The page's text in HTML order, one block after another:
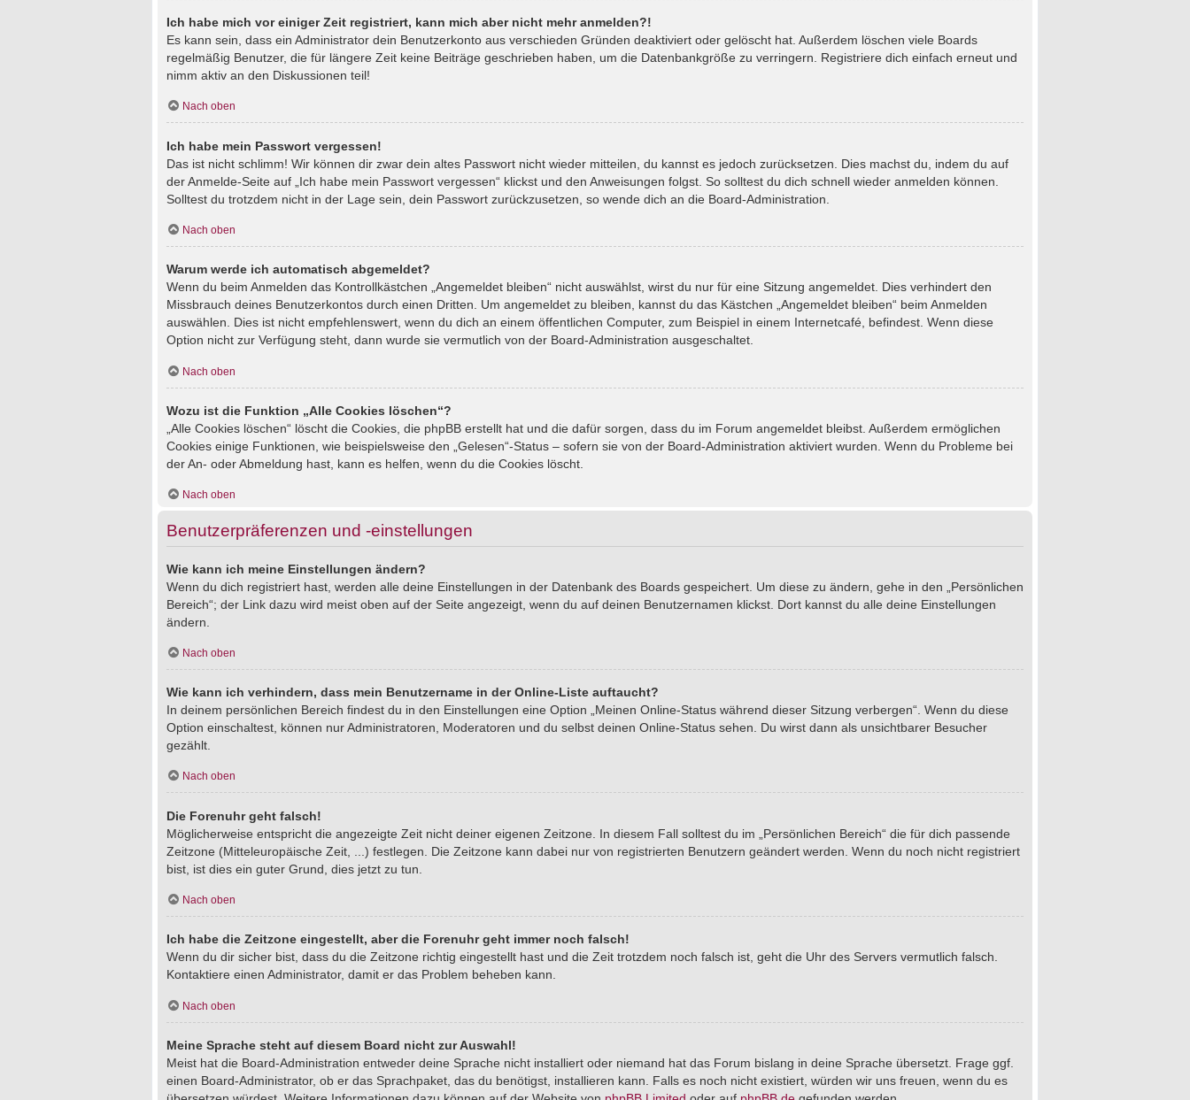
Ich habe mich vor einiger Zeit registriert, kann mich aber nicht mehr anmelden?!
Es kann sein, dass ein Administrator dein Benutzerkonto aus verschieden Gründen deaktiviert oder gelöscht hat. Außerdem löschen viele Boards
regelmäßig Benutzer, die für längere Zeit keine Beiträge geschrieben haben, um die Datenbankgröße zu verringern. Registriere dich einfach erneut und
nimm aktiv an den Diskussionen teil!
Nach oben
Ich habe mein Passwort vergessen!
Das ist nicht schlimm! Wir können dir zwar dein altes Passwort nicht wieder mitteilen, du kannst es jedoch zurücksetzen. Dies machst du, indem du auf
der Anmelde-Seite auf „Ich habe mein Passwort vergessen“ klickst und den Anweisungen folgst. So solltest du dich schnell wieder anmelden können.
Solltest du trotzdem nicht in der Lage sein, dein Passwort zurückzusetzen, so wende dich an die Board-Administration.
Nach oben
Warum werde ich automatisch abgemeldet?
Wenn du beim Anmelden das Kontrollkästchen „Angemeldet bleiben“ nicht auswählst, wirst du nur für eine Sitzung angemeldet. Dies verhindert den
Missbrauch deines Benutzerkontos durch einen Dritten. Um angemeldet zu bleiben, kannst du das Kästchen „Angemeldet bleiben“ beim Anmelden
auswählen. Dies ist nicht empfehlenswert, wenn du dich an einem öffentlichen Computer, zum Beispiel in einem Internetcafé, befindest. Wenn diese
Option nicht zur Verfügung steht, dann wurde sie vermutlich von der Board-Administration ausgeschaltet.
Nach oben
Wozu ist die Funktion „Alle Cookies löschen“?
„Alle Cookies löschen“ löscht die Cookies, die phpBB erstellt hat und die dafür sorgen, dass du im Forum angemeldet bleibst. Außerdem ermöglichen
Cookies einige Funktionen, wie beispielsweise den „Gelesen“-Status – sofern sie von der Board-Administration aktiviert wurden. Wenn du Probleme bei
der An- oder Abmeldung hast, kann es helfen, wenn du die Cookies löscht.
Nach oben
Benutzerpräferenzen und -einstellungen
Wie kann ich meine Einstellungen ändern?
Wenn du dich registriert hast, werden alle deine Einstellungen in der Datenbank des Boards gespeichert. Um diese zu ändern, gehe in den „Persönlichen
Bereich“; der Link dazu wird meist oben auf der Seite angezeigt, wenn du auf deinen Benutzernamen klickst. Dort kannst du alle deine Einstellungen
ändern.
Nach oben
Wie kann ich verhindern, dass mein Benutzername in der Online-Liste auftaucht?
In deinem persönlichen Bereich findest du in den Einstellungen eine Option „Meinen Online-Status während dieser Sitzung verbergen“. Wenn du diese
Option einschaltest, können nur Administratoren, Moderatoren und du selbst deinen Online-Status sehen. Du wirst dann als unsichtbarer Besucher
gezählt.
Nach oben
Die Forenuhr geht falsch!
Möglicherweise entspricht die angezeigte Zeit nicht deiner eigenen Zeitzone. In diesem Fall solltest du im „Persönlichen Bereich“ die für dich passende
Zeitzone (Mitteleuropäische Zeit, ...) festlegen. Die Zeitzone kann dabei nur von registrierten Benutzern geändert werden. Wenn du noch nicht registriert
bist, ist dies ein guter Grund, dies jetzt zu tun.
Nach oben
Ich habe die Zeitzone eingestellt, aber die Forenuhr geht immer noch falsch!
Wenn du dir sicher bist, dass du die Zeitzone richtig eingestellt hast und die Zeit trotzdem noch falsch ist, geht die Uhr des Servers vermutlich falsch.
Kontaktiere einen Administrator, damit er das Problem beheben kann.
Nach oben
Meine Sprache steht auf diesem Board nicht zur Auswahl!
Meist hat die Board-Administration entweder deine Sprache nicht installiert oder niemand hat das Forum bislang in deine Sprache übersetzt. Frage ggf.
einen Board-Administrator, ob er das Sprachpaket, das du benötigst, installieren kann. Falls es noch nicht existiert, würden wir uns freuen, wenn du es